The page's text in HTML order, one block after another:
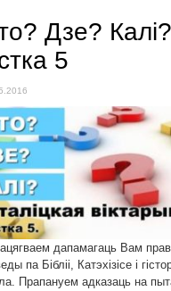
Дзе?
5
дапамагаць Вам
па Бібліі, Катэхізісе і
Прапануем адказаць на